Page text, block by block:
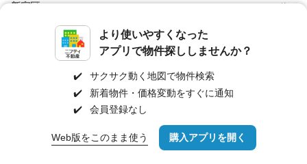
より使いやすくなった
アプリで物件探ししませんか？
✔️
サクサク動く地図で物件検索
✔️
新着物件・価格変動をすぐに通知
✔️
会員登録なし
Web版をこのまま使う 購入アプリを開く
新宿区 18,477件
路線・駅を変更 詳細条件を変更